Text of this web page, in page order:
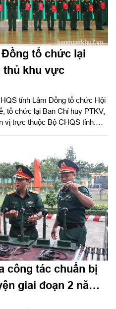
tổ chức lại
thủ khu vực
tỉnh Lâm Đồng tổ chức Hội
tổ chức lại Ban Chỉ huy PTKV,
vị trực thuộc Bộ CHQS tỉnh.
khu dự và chỉ đạo hội nghị.
viên Thường vụ Tỉnh ủy, Chỉ
Đồng chủ trì hội nghị.
công tác chuẩn bị
giai đoạn 2 năm